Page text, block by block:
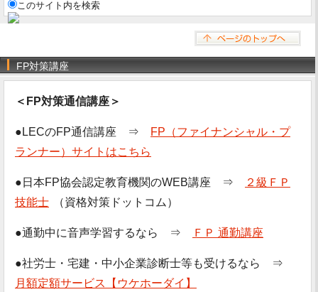
このサイト内を検索
FP対策講座
＜FP対策通信講座＞
●LECのFP通信講座 ⇒
FP（ファイナンシャル・プ
ランナー）サイトはこちら
●日本FP協会認定教育機関のWEB講座 ⇒
２級ＦＰ
技能士
（資格対策ドットコム）
●通勤中に音声学習するなら ⇒ ＦＰ 通勤講座
●社労士・宅建・中小企業診断士等も受けるなら ⇒
月額定額サービス【ウケホーダイ】